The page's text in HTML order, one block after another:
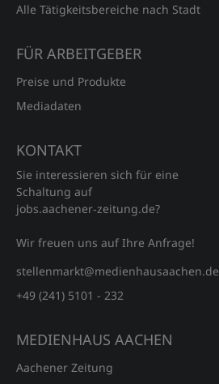
Alle Tätigkeitsbereiche nach Stadt
FÜR ARBEITGEBER
Preise und Produkte
Mediadaten
KONTAKT
Sie interessieren sich für eine
Schaltung auf
jobs.aachener‑zeitung.de?
Wir freuen uns auf Ihre Anfrage!
stellenmarkt@medienhausaachen.de
+49 (241) 5101 - 232
MEDIENHAUS AACHEN
Aachener Zeitung